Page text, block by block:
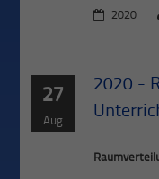
2020
27
Aug
2020 -